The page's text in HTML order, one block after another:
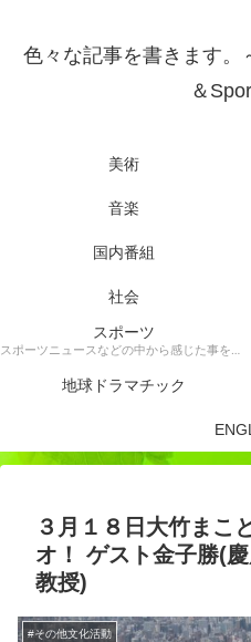
色々な記事を書きます。
＆
美術
音楽
国内番組
社会
スポーツ
スポーツニュースなどの中から感じた事を書きます。
地球ドラマチック
３月１８日大竹まこ
オ！ ゲスト金子勝(
教授)
#その他文化活動